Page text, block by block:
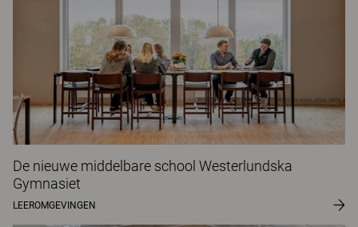
De nieuwe middelbare school Westerlundska
Gymnasiet
LEEROMGEVINGEN